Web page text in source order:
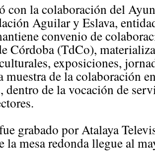
con la colaboración del
Aguilar y Eslava,
convenio de
Córdoba (TdCo),
exposiciones,
muestra de la colaboración
dentro de la vocación de
grabado por Atalaya
la mesa redonda llegue al